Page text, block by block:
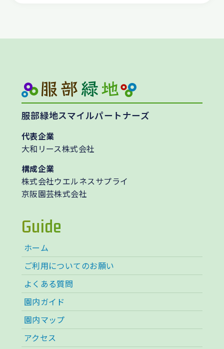
服部緑地スマイルパートナーズ
代表企業
大和リース株式会社
構成企業
株式会社ウエルネスサプライ
京阪園芸株式会社
Guide
ホーム
ご利用についてのお願い
よくある質問
園内ガイド
園内マップ
アクセス